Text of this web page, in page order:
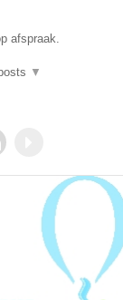
afspraak.
▼